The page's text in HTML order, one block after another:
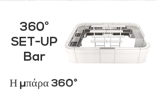
360°
SET-UP
Bar
Η μπάρα 360°